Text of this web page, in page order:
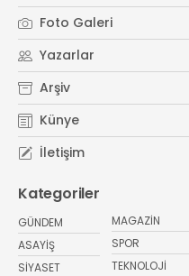
Foto Galeri
Yazarlar
Arşiv
Künye
İletişim
Kategoriler
GÜNDEM
ASAYİŞ
SİYASET
MAGAZİN
SPOR
TEKNOLOJİ